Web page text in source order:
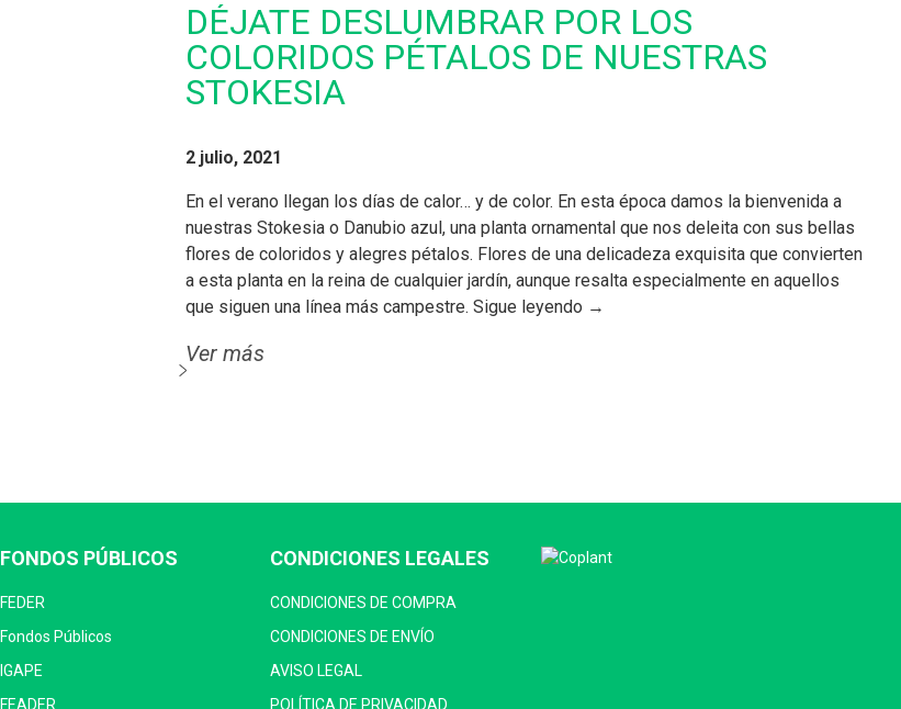
DÉJATE DESLUMBRAR POR LOS
COLORIDOS PÉTALOS DE NUESTRAS
STOKESIA
2 julio, 2021
En el verano llegan los días de calor… y de color. En esta época damos la bienvenida a
nuestras Stokesia o Danubio azul, una planta ornamental que nos deleita con sus bellas
flores de coloridos y alegres pétalos. Flores de una delicadeza exquisita que convierten
a esta planta en la reina de cualquier jardín, aunque resalta especialmente en aquellos
que siguen una línea más campestre. Sigue leyendo →
Ver más
FONDOS PÚBLICOS
FEDER
Fondos Públicos
IGAPE
FEADER
CONDICIONES LEGALES
CONDICIONES DE COMPRA
CONDICIONES DE ENVÍO
AVISO LEGAL
POLÍTICA DE PRIVACIDAD